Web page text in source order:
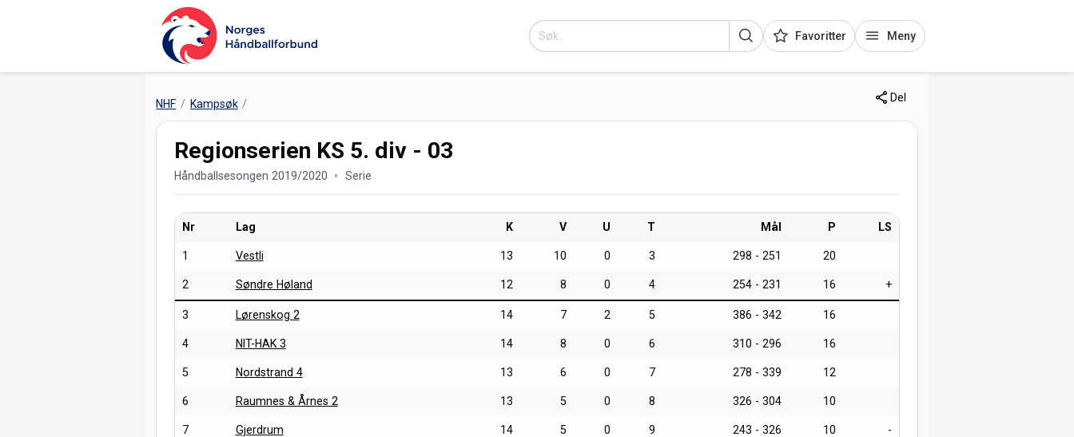
Favoritter Meny
NHF Kampsøk Del
Regionserien KS 5. div - 03
Håndballsesongen 2019/2020 Serie
Nr Lag K V U T Mål P LS
1 Vestli 13 10 0 3 298 - 251 20
2 Søndre Høland 12 8 0 4 254 - 231 16 +
3 Lørenskog 2 14 7 2 5 386 - 342 16
4 NIT-HAK 3 14 8 0 6 310 - 296 16
5 Nordstrand 4 13 6 0 7 278 - 339 12
6 Raumnes & Årnes 2 13 5 0 8 326 - 304 10
7 Gjerdrum 14 5 0 9 243 - 326 10 -